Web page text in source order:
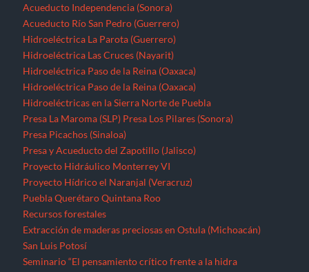
Acueducto Independencia (Sonora)
Acueducto Río San Pedro (Guerrero)
Hidroeléctrica La Parota (Guerrero)
Hidroeléctrica Las Cruces (Nayarit)
Hidroeléctrica Paso de la Reina (Oaxaca)
Hidroeléctrica Paso de la Reina (Oaxaca)
Hidroeléctricas en la Sierra Norte de Puebla
Presa La Maroma (SLP) Presa Los Pilares (Sonora)
Presa Picachos (Sinaloa)
Presa y Acueducto del Zapotillo (Jalisco)
Proyecto Hidráulico Monterrey VI
Proyecto Hídrico el Naranjal (Veracruz)
Puebla Querétaro Quintana Roo
Recursos forestales
Extracción de maderas preciosas en Ostula (Michoacán)
San Luis Potosí
Seminario “El pensamiento crítico frente a la hidra